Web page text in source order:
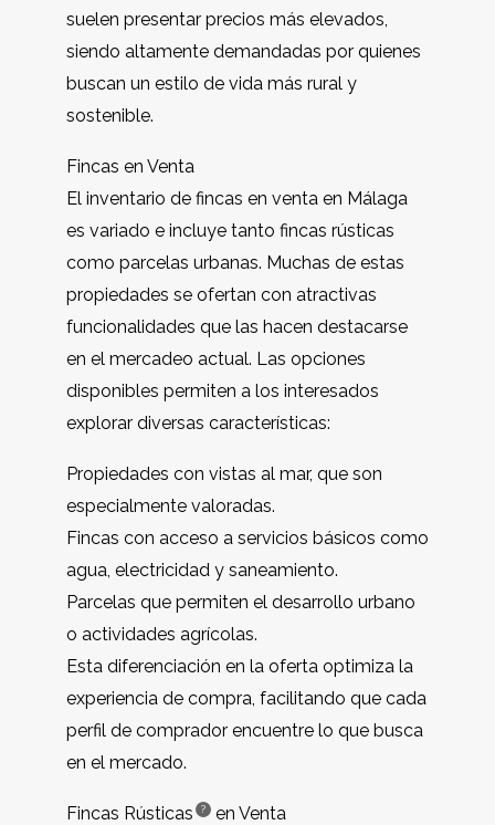
suelen presentar precios más elevados,
siendo altamente demandadas por quienes
buscan un estilo de vida más rural y
sostenible.
Fincas en Venta
El inventario de fincas en venta en Málaga
es variado e incluye tanto fincas rústicas
como parcelas urbanas. Muchas de estas
propiedades se ofertan con atractivas
funcionalidades que las hacen destacarse
en el mercadeo actual. Las opciones
disponibles permiten a los interesados
explorar diversas características:
Propiedades con vistas al mar, que son
especialmente valoradas.
Fincas con acceso a servicios básicos como
agua, electricidad y saneamiento.
Parcelas que permiten el desarrollo urbano
o actividades agrícolas.
Esta diferenciación en la oferta optimiza la
experiencia de compra, facilitando que cada
perfil de comprador encuentre lo que busca
en el mercado.
Fincas Rústicas ?
en Venta